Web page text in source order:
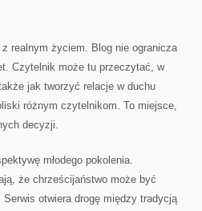
realnym życiem. Blog nie ogranicza
Czytelnik może tu przeczytać, w
jak tworzyć relacje w duchu
różnym czytelnikom. To miejsce,
decyzji.
młodego pokolenia.
że chrześcijaństwo może być
otwiera drogę między tradycją